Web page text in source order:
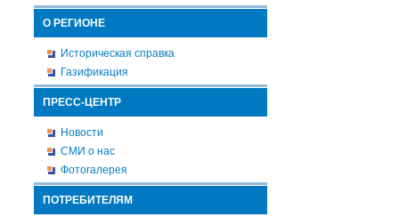
О РЕГИОНЕ
Историческая справка
Газификация
ПРЕСС-ЦЕНТР
Новости
СМИ о нас
Фотогалерея
ПОТРЕБИТЕЛЯМ